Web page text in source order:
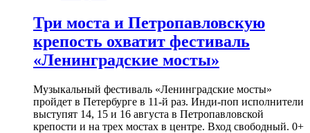
Три моста и Петропавловскую
крепость охватит фестиваль
«Ленинградские мосты»
Музыкальный фестиваль «Ленинградские мосты»
пройдет в Петербурге в 11-й раз. Инди-поп исполнители
выступят 14, 15 и 16 августа в Петропавловской
крепости и на трех мостах в центре. Вход свободный. 0+